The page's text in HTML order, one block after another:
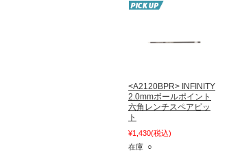
<A2120BPR> INFINITY
2.0mmボールポイント
六角レンチスペアビッ
ト
¥1,430(税込)
在庫 ○